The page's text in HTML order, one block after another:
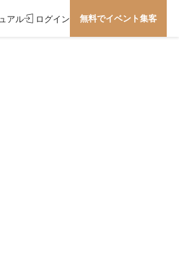
アル ログイン 無料でイベント集客